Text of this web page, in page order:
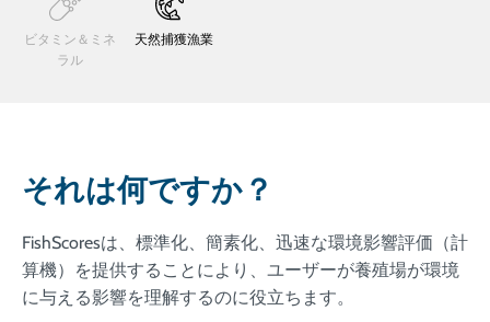
ビタミン＆ミネ
ラル
天然捕獲漁業
それは何ですか？
FishScoresは、標準化、簡素化、迅速な環境影響評価（計
算機）を提供することにより、ユーザーが養殖場が環境
に与える影響を理解するのに役立ちます。